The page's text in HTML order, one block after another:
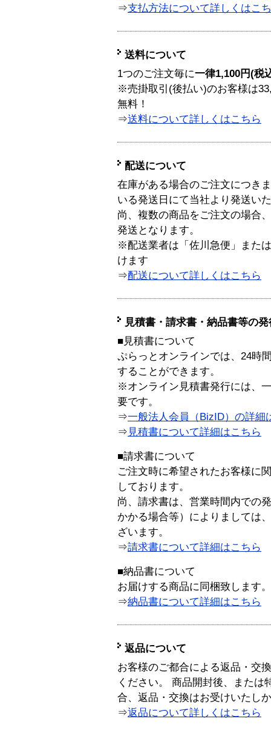
⇒支払方法について詳しくはこ
送料について
1つのご注文毎に一律1,100円(税
※売掛取引(後払い)のお客様は
無料！
⇒送料について詳しくはこちら
配送について
在庫がある場合のご注文につき
いる発送日にて当社より発送い
尚、複数の商品をご注文の場合
発送となります。
※配送業者は「佐川急便」また
けます
⇒配送について詳しくはこちら
見積書・請求書・納品書等の
■見積書について
ぷらっとオンラインでは、24時
することができます。
※オンライン見積書発行には、
要です。
⇒一般法人会員（BizID）の詳細
⇒ 見積書について詳細はこちら
■請求書について
ご注文時に希望されたお客様に
しております。
尚、請求書は、営業時間内での
かかる場合等）によりましては
ざいます。
⇒請求書について詳細はこちら
■納品書について
お届けする商品に同梱致します。
⇒納品書について詳細はこちら
返品について
お客様のご都合による返品・交
ください。 商品開封後、または
合、返品・交換はお受けいたし
⇒返品について詳しくはこちら